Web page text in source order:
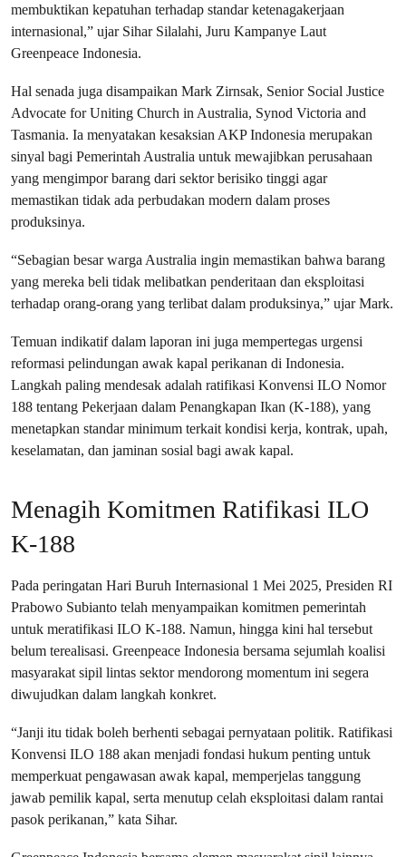
membuktikan kepatuhan terhadap standar ketenagakerjaan
internasional,” ujar Sihar Silalahi, Juru Kampanye Laut
Greenpeace Indonesia.
Hal senada juga disampaikan Mark Zirnsak, Senior Social Justice
Advocate​ for Uniting Church in Australia, Synod Victoria and
Tasmania. Ia menyatakan kesaksian AKP Indonesia merupakan
sinyal bagi Pemerintah Australia untuk mewajibkan perusahaan
yang mengimpor barang dari sektor berisiko tinggi agar
memastikan tidak ada perbudakan modern dalam proses
produksinya.
“Sebagian besar warga Australia ingin memastikan bahwa barang
yang mereka beli tidak melibatkan penderitaan dan eksploitasi
terhadap orang-orang yang terlibat dalam produksinya,” ujar Mark.
Temuan indikatif dalam laporan ini juga mempertegas urgensi
reformasi pelindungan awak kapal perikanan di Indonesia.
Langkah paling mendesak adalah ratifikasi Konvensi ILO Nomor
188 tentang Pekerjaan dalam Penangkapan Ikan (K-188), yang
menetapkan standar minimum terkait kondisi kerja, kontrak, upah,
keselamatan, dan jaminan sosial bagi awak kapal.
Menagih Komitmen Ratifikasi ILO
K-188
Pada peringatan Hari Buruh Internasional 1 Mei 2025, Presiden RI
Prabowo Subianto telah menyampaikan komitmen pemerintah
untuk meratifikasi ILO K-188. Namun, hingga kini hal tersebut
belum terealisasi. Greenpeace Indonesia bersama sejumlah koalisi
masyarakat sipil lintas sektor mendorong momentum ini segera
diwujudkan dalam langkah konkret.
“Janji itu tidak boleh berhenti sebagai pernyataan politik. Ratifikasi
Konvensi ILO 188 akan menjadi fondasi hukum penting untuk
memperkuat pengawasan awak kapal, memperjelas tanggung
jawab pemilik kapal, serta menutup celah eksploitasi dalam rantai
pasok perikanan,” kata Sihar.